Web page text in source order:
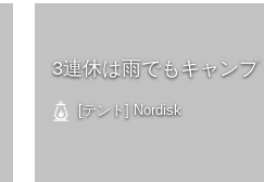
3連休は雨でもキャンプ
[テント] Nordisk